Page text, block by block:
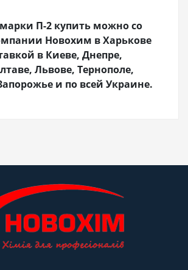
П-2 купить можно со
Новохим в Харькове
в Киеве, Днепре,
Львове, Тернополе,
и по всей Украине.